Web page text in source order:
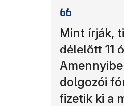
Mint írják,
délelőtt 11
dolgozói
fizetik ki a